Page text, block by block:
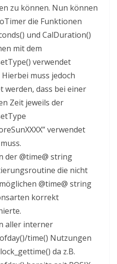
zu können. Nun können
die Funktionen
und CalDuration()
mit dem
verwendet
muss jedoch
werden, dass bei einer
Zeit jeweils der
verwendet
der @time@ string
die nicht
@time@ string
korrekt
aller interner
time() Nutzungen
da z.B.